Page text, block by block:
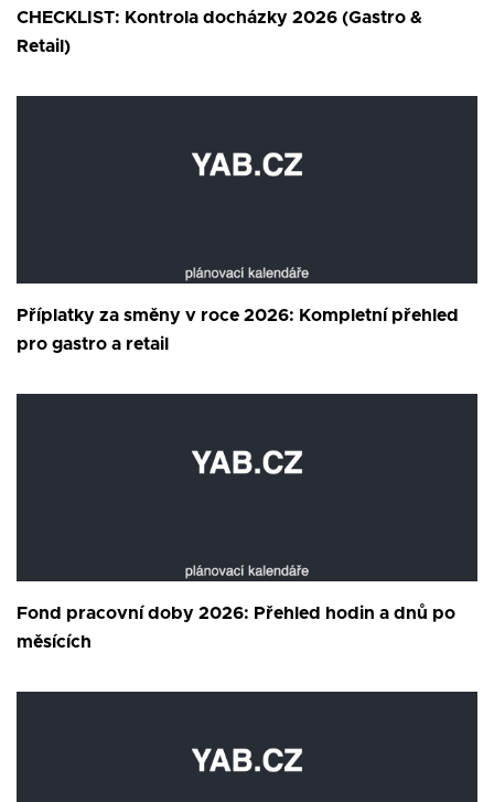
CHECKLIST: Kontrola docházky 2026 (Gastro &
Retail)
Příplatky za směny v roce 2026: Kompletní přehled
pro gastro a retail
Fond pracovní doby 2026: Přehled hodin a dnů po
měsících